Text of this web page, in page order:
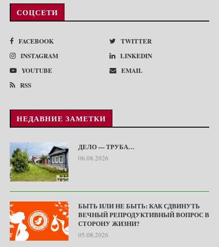
СОЦСЕТИ
FACEBOOK
TWITTER
INSTAGRAM
LINKEDIN
YOUTUBE
EMAIL
RSS
НЕДАВНИЕ ЗАМЕТКИ
ДЕЛО — ТРУБА…
06.08.2026
БЫТЬ ИЛИ НЕ БЫТЬ: КАК СДВИНУТЬ
ВЕЧНЫЙ РЕПРОДУКТИВНЫЙ ВОПРОС В
СТОРОНУ ЖИЗНИ?
05.08.2026